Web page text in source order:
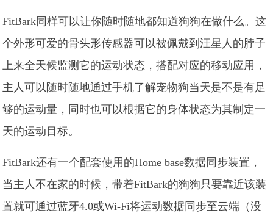
FitBark同样可以让你随时随地都知道狗狗在做什么。这
个外形可爱的骨头形传感器可以被佩戴到汪星人的脖子
上来全天候监测它的运动状态，搭配对应的移动应用，
主人可以随时随地通过手机了解宠物狗当天是不是有足
够的运动量，同时也可以根据它的身体状态为其制定一
天的运动目标。
FitBark还有一个配套使用的Home base数据同步装置，
当主人不在家的时候，带着FitBark的狗狗只要靠近该装
置就可通过蓝牙4.0或Wi-Fi将运动数据同步至云端（没